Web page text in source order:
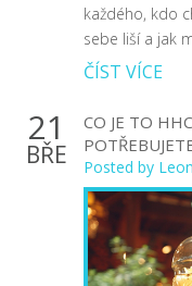
každého, kdo
sebe liší a jak
ČÍST VÍCE
21
BŘE
CO JE TO
Posted by